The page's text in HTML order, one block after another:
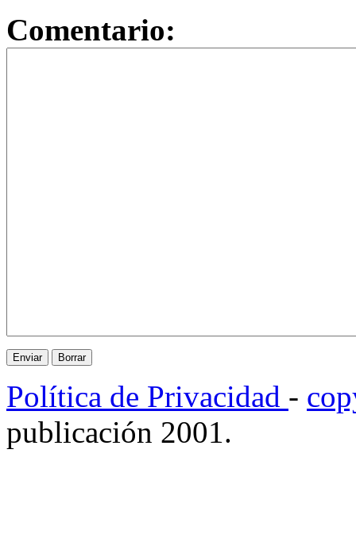
Comentario:
Política de Privacidad -
publicación 2001.